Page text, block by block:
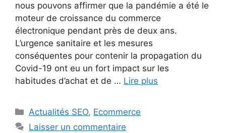
nous pouvons affirmer que la pandémie a été le
moteur de croissance du commerce
électronique pendant près de deux ans.
L’urgence sanitaire et les mesures
conséquentes pour contenir la propagation du
Covid-19 ont eu un fort impact sur les
habitudes d’achat et de … Lire plus
Catégories
Actualités SEO, Ecommerce
Laisser un commentaire